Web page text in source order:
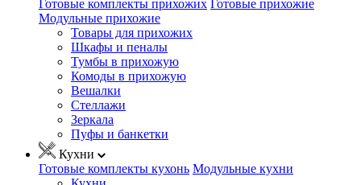
Готовые комплекты прихожих Готовые прихожие
Модульные прихожие
Товары для прихожих
Шкафы и пеналы
Тумбы в прихожую
Комоды в прихожую
Вешалки
Стеллажи
Зеркала
Пуфы и банкетки
Кухни
Готовые комплекты кухонь Модульные кухни